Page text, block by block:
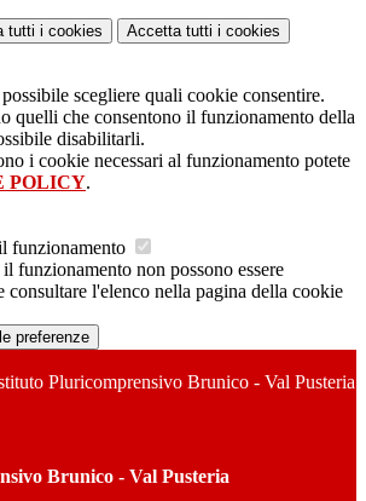
tutti i cookies Accetta tutti i cookies
scegliere quali cookie consentire.
quelli che consentono il funzionamento della
disabilitarli.
i cookie necessari al funzionamento potete
POLICY.
funzionamento
funzionamento non possono essere
consultare l'elenco nella pagina della cookie
preferenze
Pluricomprensivo Brunico - Val Pusteria
Brunico - Val Pusteria